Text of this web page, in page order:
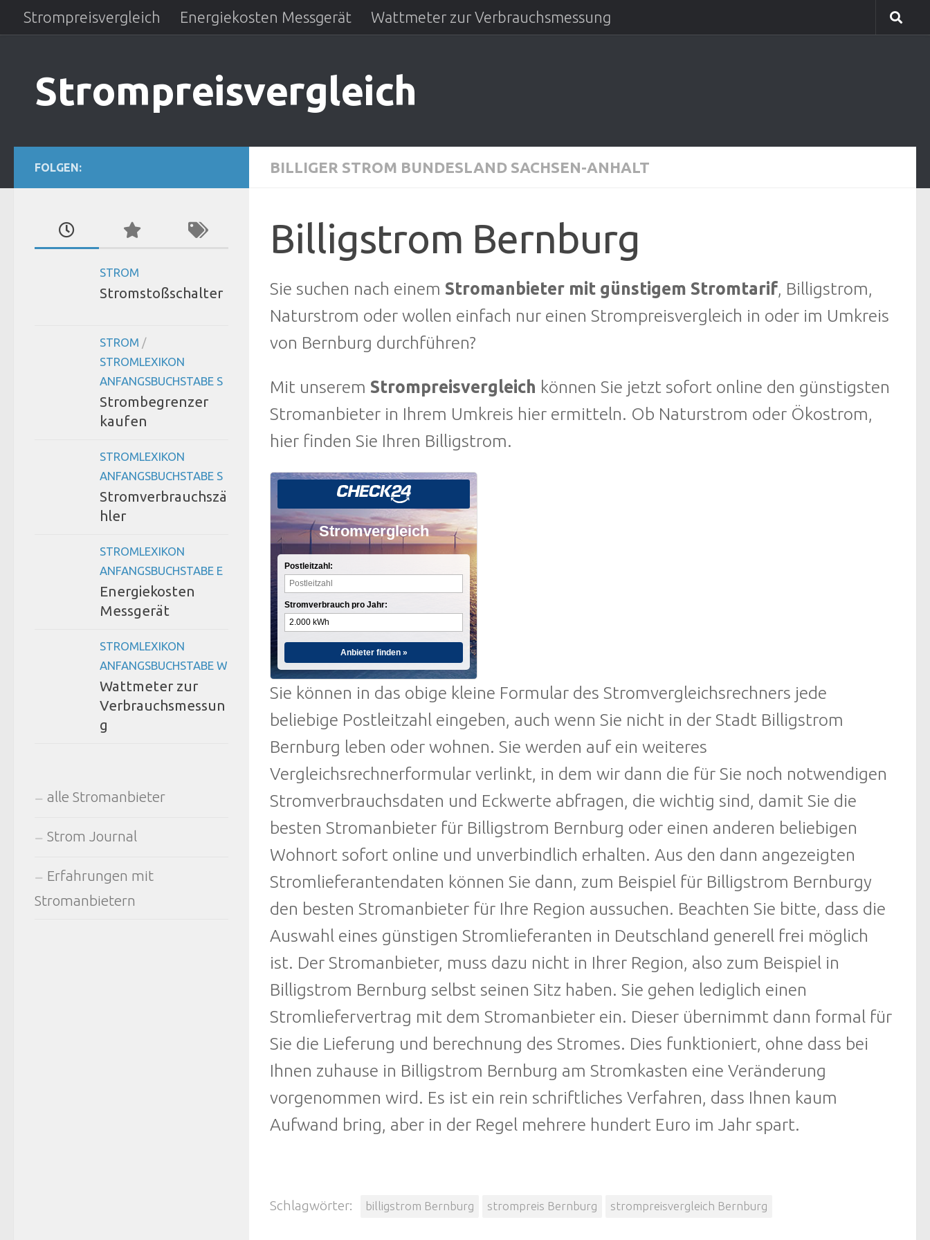
Zum Inhalt springen
Strompreisvergleich Energiekosten Messgerät Wattmeter zur Verbrauchsmessung
Strompreisvergleich
BILLIGER STROM BUNDESLAND SACHSEN-ANHALT
Billigstrom Bernburg
Sie suchen nach einem Stromanbieter mit günstigem Stromtarif, Billigstrom,
Naturstrom oder wollen einfach nur einen Strompreisvergleich in oder im Umkreis
von Bernburg durchführen?
Mit unserem Strompreisvergleich können Sie jetzt sofort online den günstigsten
Stromanbieter in Ihrem Umkreis hier ermitteln. Ob Naturstrom oder Ökostrom,
hier finden Sie Ihren Billigstrom.
Stromvergleich
Postleitzahl:
Stromverbrauch pro Jahr:
Anbieter finden »
Sie können in das obige kleine Formular des Stromvergleichsrechners jede
beliebige Postleitzahl eingeben, auch wenn Sie nicht in der Stadt Billigstrom
Bernburg leben oder wohnen. Sie werden auf ein weiteres
Vergleichsrechnerformular verlinkt, in dem wir dann die für Sie noch notwendigen
Stromverbrauchsdaten und Eckwerte abfragen, die wichtig sind, damit Sie die
besten Stromanbieter für Billigstrom Bernburg oder einen anderen beliebigen
Wohnort sofort online und unverbindlich erhalten. Aus den dann angezeigten
Stromlieferantendaten können Sie dann, zum Beispiel für Billigstrom Bernburgy
den besten Stromanbieter für Ihre Region aussuchen. Beachten Sie bitte, dass die
Auswahl eines günstigen Stromlieferanten in Deutschland generell frei möglich
ist. Der Stromanbieter, muss dazu nicht in Ihrer Region, also zum Beispiel in
Billigstrom Bernburg selbst seinen Sitz haben. Sie gehen lediglich einen
Stromliefervertrag mit dem Stromanbieter ein. Dieser übernimmt dann formal für
Sie die Lieferung und berechnung des Stromes. Dies funktioniert, ohne dass bei
Ihnen zuhause in Billigstrom Bernburg am Stromkasten eine Veränderung
vorgenommen wird. Es ist ein rein schriftliches Verfahren, dass Ihnen kaum
Aufwand bring, aber in der Regel mehrere hundert Euro im Jahr spart.
Schlagwörter: billigstrom Bernburg strompreis Bernburg strompreisvergleich Bernburg
FOLGEN:
STROM
Stromstoßschalter
STROM /
STROMLEXIKON
ANFANGSBUCHSTABE S
Strombegrenzer
kaufen
STROMLEXIKON
ANFANGSBUCHSTABE S
Stromverbrauchszä
hler
STROMLEXIKON
ANFANGSBUCHSTABE E
Energiekosten
Messgerät
STROMLEXIKON
ANFANGSBUCHSTABE W
Wattmeter zur
Verbrauchsmessun
g
alle Stromanbieter
Strom Journal
Erfahrungen mit
Stromanbietern